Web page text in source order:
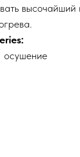
высочайший
осушение